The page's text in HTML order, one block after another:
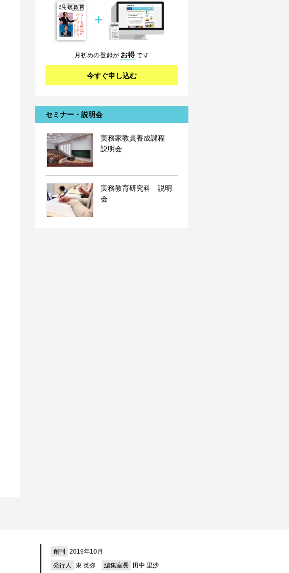
＋
月初めの登録が お得です
今すぐ申し込む
セミナー・説明会
実務家教員養成課程
説明会
実務教育研究科 説明
会
創刊
2019年10月
発行人
東 英弥 編集室長 田中 里沙